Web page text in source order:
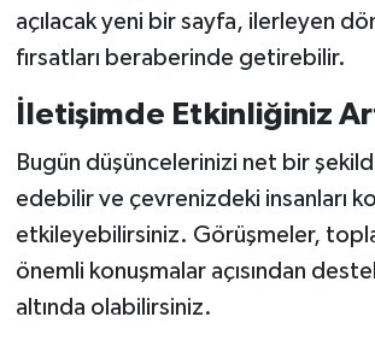
açılacak yeni bir sayfa, ilerleyen
fırsatları beraberinde getirebilir.
İletişimde Etkinliğiniz
Bugün düşüncelerinizi net bir
edebilir ve çevrenizdeki insanları
etkileyebilirsiniz. Görüşmeler,
önemli konuşmalar açısından
altında olabilirsiniz.